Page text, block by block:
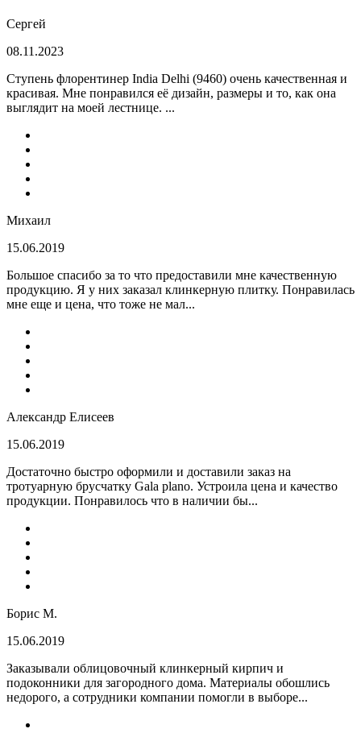
Сергей
08.11.2023
Ступень флорентинер India Delhi (9460) очень качественная и
красивая. Мне понравился её дизайн, размеры и то, как она
выглядит на моей лестнице. ...
Михаил
15.06.2019
Большое спасибо за то что предоставили мне качественную
продукцию. Я у них заказал клинкерную плитку. Понравилась
мне еще и цена, что тоже не мал...
Александр Елисеев
15.06.2019
Достаточно быстро оформили и доставили заказ на
тротуарную брусчатку Gala plano. Устроила цена и качество
продукции. Понравилось что в наличии бы...
Борис М.
15.06.2019
Заказывали облицовочный клинкерный кирпич и
подоконники для загородного дома. Материалы обошлись
недорого, а сотрудники компании помогли в выборе...